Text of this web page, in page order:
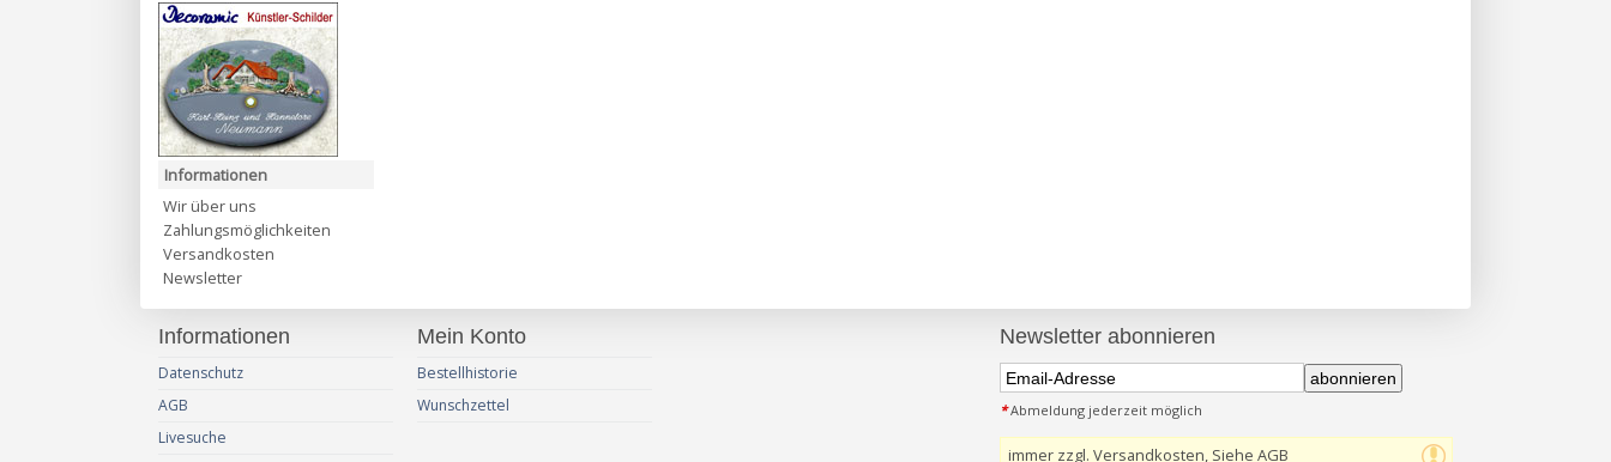
Informationen
Wir über uns
Zahlungsmöglichkeiten
Versandkosten
Newsletter
Informationen
Datenschutz
AGB
Livesuche
Mein Konto
Bestellhistorie
Wunschzettel
Newsletter abonnieren
abonnieren
*Abmeldung jederzeit möglich
immer zzgl. Versandkosten, Siehe AGB